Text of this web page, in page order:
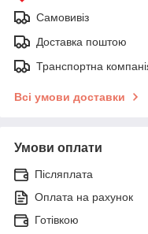
Самовивіз
Доставка поштою
Транспортна
Всі умови доставки
Умови оплати
Післяплата
Оплата на рахунок
Готівкою